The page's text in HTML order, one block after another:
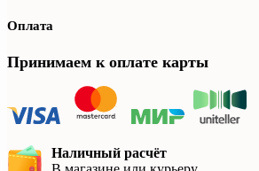
Оплата
Принимаем к оплате карты
Наличный расчёт